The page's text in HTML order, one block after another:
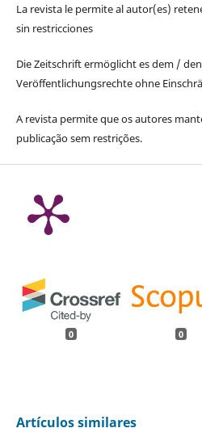
La revista le permite al autor(es)
sin restricciones
Die Zeitschrift ermöglicht es dem /
Veröffentlichungsrechte ohne
A revista permite que os autores
publicação sem restrições.
0 0
Artículos similares